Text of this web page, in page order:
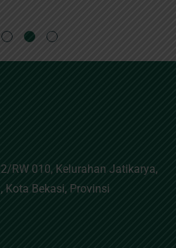
RW 010, Kelurahan Jatikarya,
Kota Bekasi, Provinsi